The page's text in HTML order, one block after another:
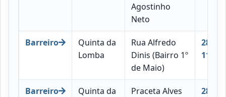
Agostinho
Neto
Barreiro
Quinta da
Lomba
Rua Alfredo
Dinis (Bairro 1º
de Maio)
2830-
115
Barreiro
Quinta da
Praceta Alves
2830-